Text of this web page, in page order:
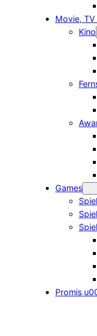
Movie,
Kino
Games
Promis